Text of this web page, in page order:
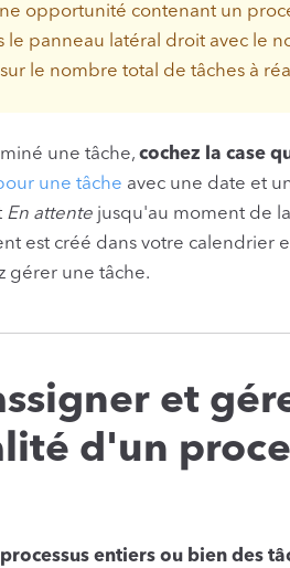
opportunité contenant un
le panneau latéral droit avec le
le nombre total de tâches à
une tâche, cochez la case
une tâche avec une date et
En attente jusqu'au moment de
est créé dans votre calendrier
gérer une tâche.
et
d'un
entiers ou bien des